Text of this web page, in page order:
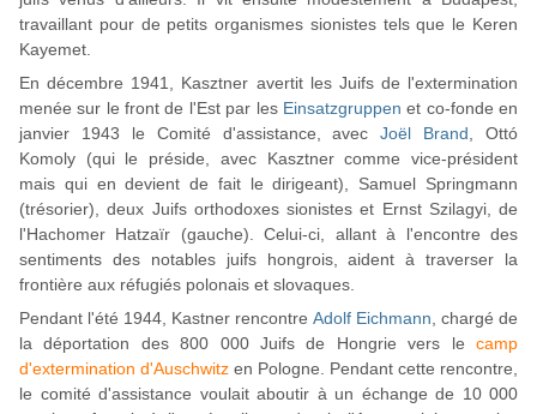
travaillant pour de petits organismes sionistes tels que le Keren
Kayemet.
En décembre 1941, Kasztner avertit les Juifs de l'extermination
menée sur le front de l'Est par les Einsatzgruppen et co-fonde en
janvier 1943 le Comité d'assistance, avecJoël Brand , Ottó
Komoly (qui le préside, avec Kasztner comme vice-président
mais qui en devient de fait le dirigeant), Samuel Springmann
(trésorier), deux Juifs orthodoxes sionistes et Ernst Szilagyi, de
l'Hachomer Hatzaïr (gauche). Celui-ci, allant à l'encontre des
sentiments des notables juifs hongrois, aident à traverser la
frontière aux réfugiés polonais et slovaques.
Pendant l'été 1944, Kastner rencontre Adolf Eichmann , chargé de
la déportation des 800 000 Juifs de Hongrie vers le camp
d'extermination d'Auschwitz en Pologne. Pendant cette rencontre,
le comité d'assistance voulait aboutir à un échange de 10 000